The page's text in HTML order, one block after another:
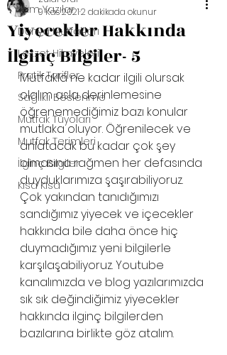
Tüm Yazılar
Dünya Mutfakları
Lezzet Hikayeleri
Pratik Tarifler
Sağlıklı Beslenme
Mutfak Tüyoları
Mutfak Terimleri
İlginç Bilgiler
Kısa Kısa
Yiyecekler Hakkında
İlginç Bilgiler- 5
9 Kas 20212 dakikada okunur
Mutfakla ne kadar ilgili olursak
olalım asla derinlemesine
öğrenemediğimiz bazı konular
mutlaka oluyor. Öğrenilecek ve
anlatacak bu kadar çok şey
olmasına rağmen her defasında
duyduklarımıza şaşırabiliyoruz.
Çok yakından tanıdığımızı
sandığımız yiyecek ve içecekler
hakkında bile daha önce hiç
duymadığımız yeni bilgilerle
karşılaşabiliyoruz. Youtube
kanalımızda ve blog yazılarımızda
sık sık değindiğimiz yiyecekler
hakkında ilginç bilgilerden
bazılarına birlikte göz atalım.